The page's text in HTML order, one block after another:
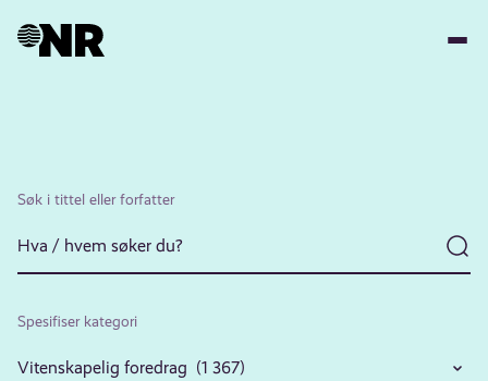
Søk i tittel eller forfatter
Spesifiser kategori
Vitenskapelig foredrag (1 367)